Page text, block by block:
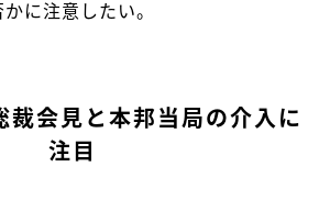
に注意したい。
裁会見と本邦当局の介入に
注目